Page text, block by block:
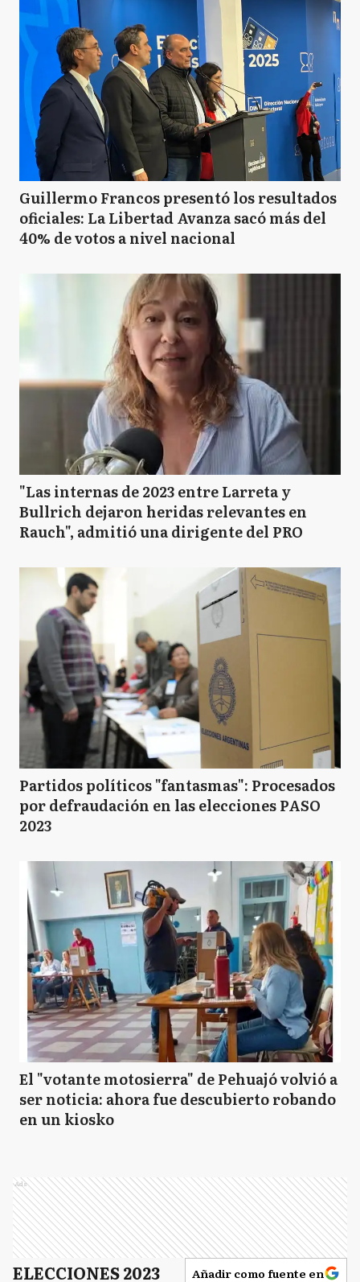
Guillermo Francos presentó los resultados
oficiales: La Libertad Avanza sacó más del
40% de votos a nivel nacional
"Las internas de 2023 entre Larreta y
Bullrich dejaron heridas relevantes en
Rauch", admitió una dirigente del PRO
Partidos políticos "fantasmas": Procesados
por defraudación en las elecciones PASO
2023
El "votante motosierra" de Pehuajó volvió a
ser noticia: ahora fue descubierto robando
en un kiosko
Ads
ELECCIONES 2023 Añadir como fuente en